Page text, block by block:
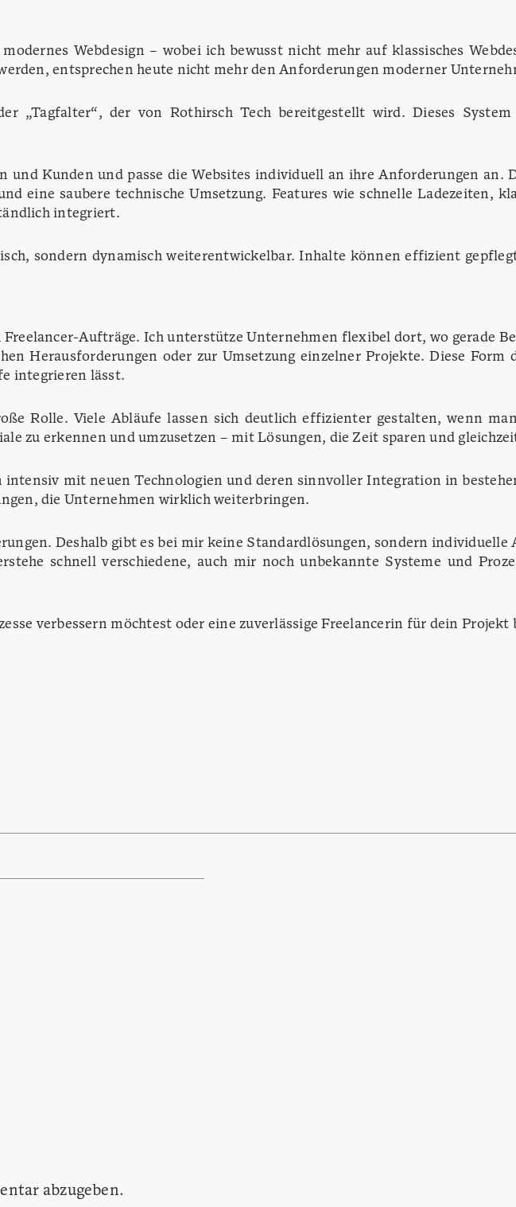
Webdesign – wobei ich bewusst nicht mehr auf klassisches
entsprechen heute nicht mehr den Anforderungen moderner
„Tagfalter“, der von Rothirsch Tech bereitgestellt wird. Dieses
Kunden und passe die Websites individuell an ihre Anforderungen an.
eine saubere technische Umsetzung. Features wie schnelle Ladezeiten,
integriert.
sondern dynamisch weiterentwickelbar. Inhalte können effizient
Aufträge. Ich unterstütze Unternehmen flexibel dort, wo gerade
Herausforderungen oder zur Umsetzung einzelner Projekte. Diese Form
integrieren lässt.
Rolle. Viele Abläufe lassen sich deutlich effizienter gestalten, wenn
zu erkennen und umzusetzen – mit Lösungen, die Zeit sparen und
mit neuen Technologien und deren sinnvoller Integration in
die Unternehmen wirklich weiterbringen.
Deshalb gibt es bei mir keine Standardlösungen, sondern individuelle
schnell verschiedene, auch mir noch unbekannte Systeme und
verbessern möchtest oder eine zuverlässige Freelancerin für dein
abzugeben.